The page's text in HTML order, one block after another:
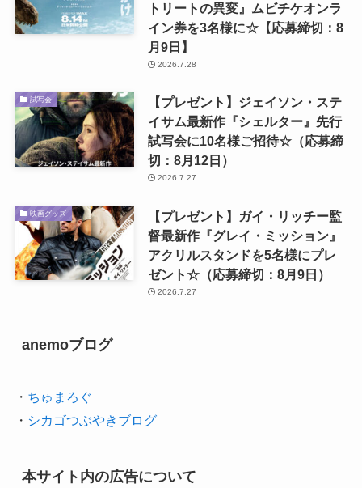
トリートの異変』ムビチケオンラ
イン券を3名様に☆【応募締切：8
月9日】
2026.7.28
試写会
【プレゼント】ジェイソン・ステ
イサム最新作『シェルター』先行
試写会に10名様ご招待☆（応募締
切：8月12日）
2026.7.27
映画グッズ
【プレゼント】ガイ・リッチー監
督最新作『グレイ・ミッション』
アクリルスタンドを5名様にプレ
ゼント☆（応募締切：8月9日）
2026.7.27
anemoブログ
・ ちゅまろぐ
・ シカゴつぶやきブログ
本サイト内の広告について